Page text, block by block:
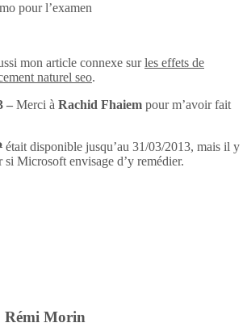
pour l’examen
mon article connexe surles effets de
naturel seo.
– Merci à Rachid Fhaiem pour m’avoir fait
était disponible jusqu’au 31/03/2013, mais il y
si Microsoft envisage d’y remédier.
Rémi Morin